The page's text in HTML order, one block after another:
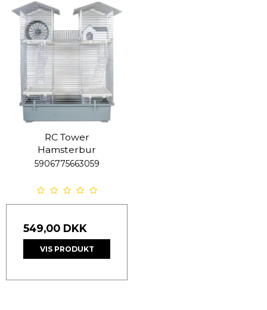
RC Tower
Hamsterbur
5906775663059
549,00 DKK
VIS PRODUKT